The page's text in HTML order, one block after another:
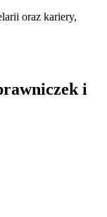
oraz kariery,
i